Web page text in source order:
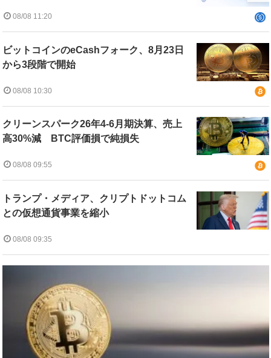
08/08 11:20
ビットコインのeCashフォーク、8月23日
から3段階で開始
08/08 10:30
クリーンスパーク26年4-6月期決算、売上
高30%減 BTC評価損で純損失
08/08 09:55
トランプ・メディア、クリプトドットコム
との仮想通貨事業を縮小
08/08 09:35